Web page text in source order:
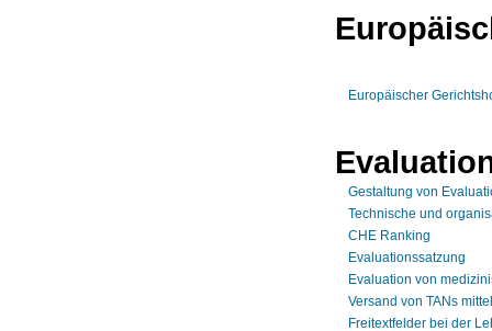
Europäischer
Gestaltung von
Technische und
CHE Ranking
Evaluationssatzung
Evaluation von
Versand von TANs
Freitextfelder bei der